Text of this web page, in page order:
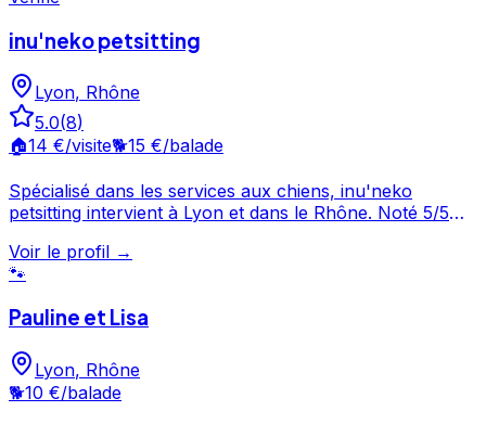
inu'neko petsitting
Lyon, Rhône
5.0(8)
🏠14 €/visite🐕15 €/balade
Spécialisé dans les services aux chiens, inu'neko
petsitting intervient à Lyon et dans le Rhône. Noté 5/5
attentionné pour votre compagnon. Prenez contact
pour discuter de vos besoins et organiser la garde de
service canin situé à Lyon. Noté 5/5 ⭐⭐⭐⭐⭐ sur Google
Maps avec 8 avis.
Voir le profil →
🐾
Pauline et Lisa
Lyon, Rhône
🐕10 €/balade